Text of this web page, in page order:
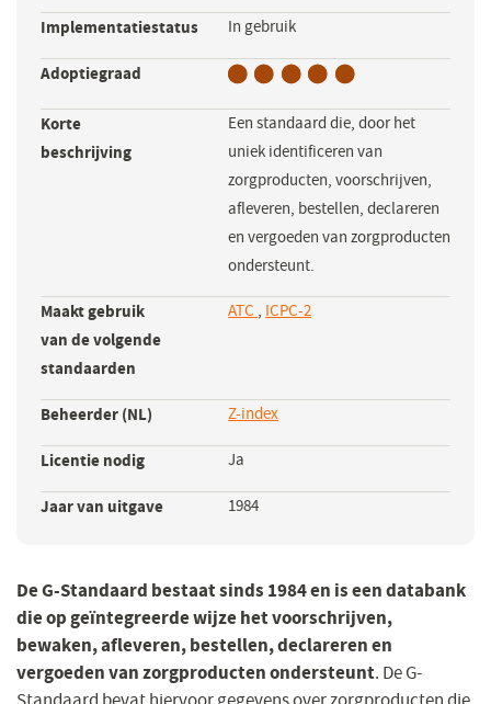
Implementatiestatus In gebruik
Adoptiegraad
Korte
beschrijving
Een standaard die, door het
uniek identificeren van
zorgproducten, voorschrijven,
afleveren, bestellen, declareren
en vergoeden van zorgproducten
ondersteunt.
Maakt gebruik
van de volgende
standaarden
ATC , ICPC-2
Beheerder (NL) Z-index
in
nieuw
Licentie nodig Ja
Jaar van uitgave 1984
De G-Standaard bestaat sinds 1984 en is een databank
die op geïntegreerde wijze het voorschrijven,
bewaken, afleveren, bestellen, declareren en
vergoeden van zorgproducten ondersteunt. De G-